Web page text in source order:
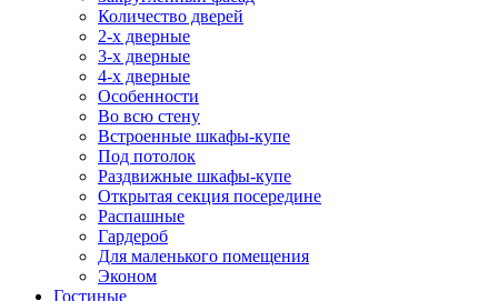
Количество дверей
2-х дверные
3-х дверные
4-х дверные
Особенности
Во всю стену
Встроенные шкафы-купе
Под потолок
Раздвижные шкафы-купе
Открытая секция посередине
Распашные
Гардероб
Для маленького помещения
Эконом
Гостиные